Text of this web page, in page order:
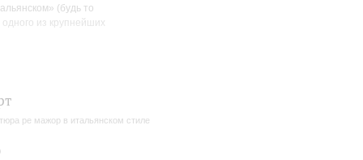
(будь то
из крупнейших
год своей
«исходным
оказывается
ре мажор в итальянском стиле